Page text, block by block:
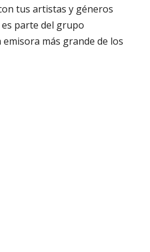
tus artistas y géneros
parte del grupo
más grande de los